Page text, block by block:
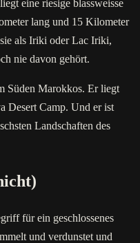
eine riesige blassweisse
lang und 15 Kilometer
als Iriki oder Lac Iriki,
nie davon gehört.
Süden Marokkos. Er liegt
Desert Camp. Und er ist
Landschaften des
für ein geschlossenes
und verdunstet und